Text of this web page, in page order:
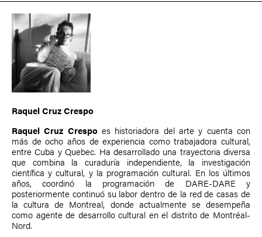
Raquel Cruz Crespo
Raquel Cruz Crespoes historiadora del arte y cuenta con
más de ocho años de experiencia como trabajadora cultural,
entre Cuba y Quebec. Ha desarrollado una trayectoria diversa
que combina la curaduría independiente, la investigación
científica y cultural, y la programación cultural. En los últimos
años, coordinó la programación de DARE-DARE y
posteriormente continuó su labor dentro de la red de casas de
la cultura de Montreal, donde actualmente se desempeña
como agente de desarrollo cultural en el distrito de Montréal-
Nord.